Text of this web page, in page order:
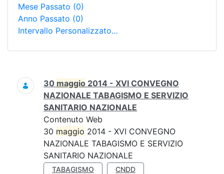
Mese Passato (0)
Anno Passato (0)
Intervallo Personalizzato…
Ricerca
30 maggio 2014 - XVI CONVEGNO
NAZIONALE TABAGISMO E SERVIZIO
SANITARIO NAZIONALE
Contenuto Web
30 maggio 2014 - XVI CONVEGNO
NAZIONALE TABAGISMO E SERVIZIO
SANITARIO NAZIONALE
TABAGISMO
CNDD